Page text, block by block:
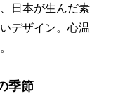
日本が生んだ素
デザイン。心温
季節